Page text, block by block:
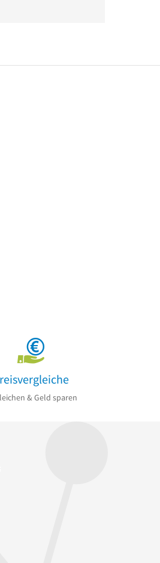
& Geld sparen